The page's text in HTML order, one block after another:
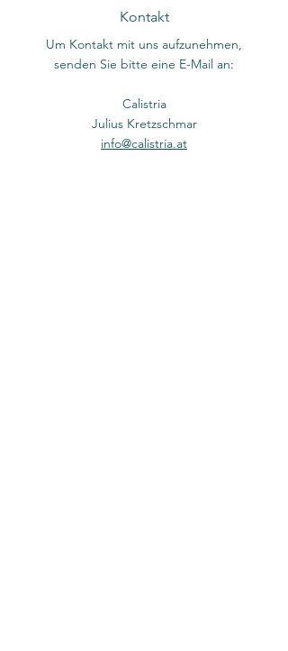
Kontakt
Um Kontakt mit uns aufzunehmen,
senden Sie bitte eine E-Mail an:
Calistria
Julius Kretzschmar
info@calistria.at